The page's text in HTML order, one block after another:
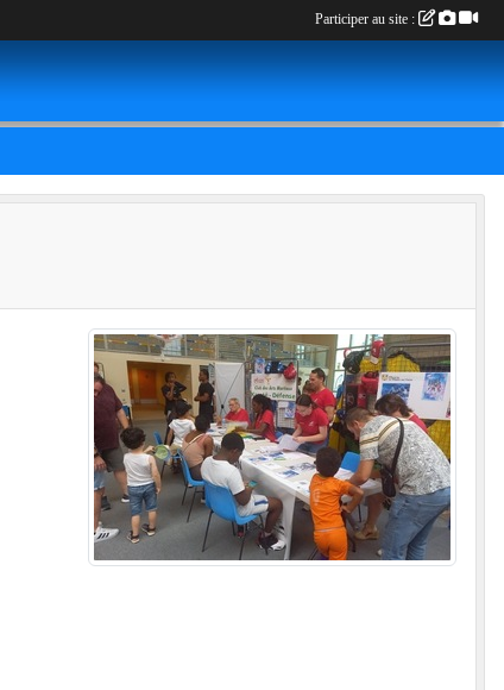
Participer au site :